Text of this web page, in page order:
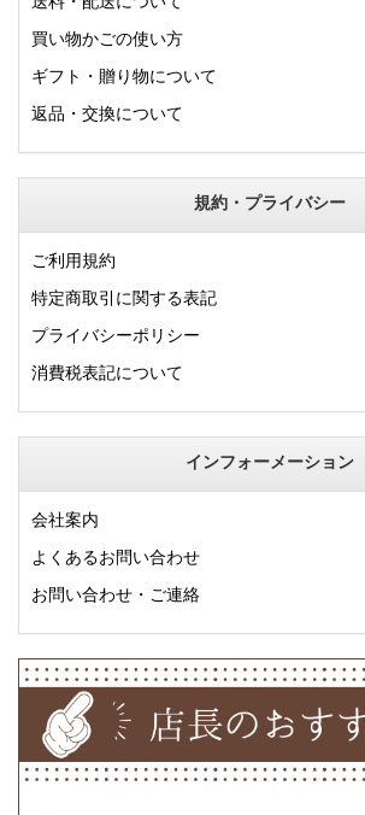
買い物かごの使い方
ギフト・贈り物について
返品・交換について
規約・プライバシー
ご利用規約
特定商取引に関する表記
プライバシーポリシー
消費税表記について
インフォーメーション
会社案内
よくあるお問い合わせ
お問い合わせ・ご連絡